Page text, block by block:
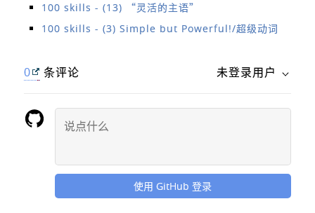
100 skills - (13) “灵活的主语”
100 skills - (3) Simple but Powerful!/超级动词
0 条评论 未登录用户
使用 GitHub 登录